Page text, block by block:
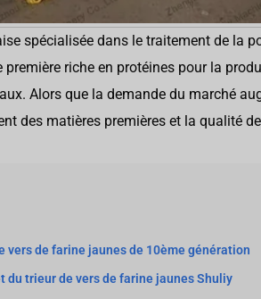
spécialisée dans le traitement de la
riche en protéines pour la
Alors que la demande du marché
des matières premières et la qualité
vers de farine jaunes de 10ème génération
du trieur de vers de farine jaunes Shuliy